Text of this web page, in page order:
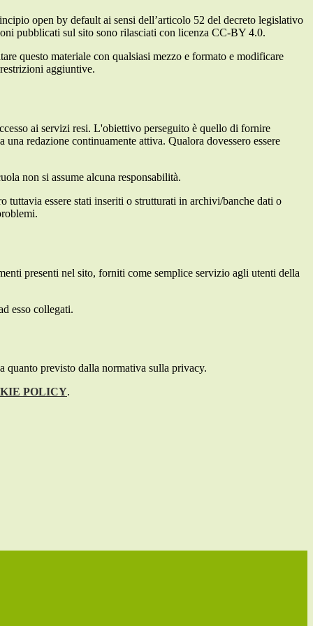
open by default ai sensi dell’articolo 52 del decreto legislativo
pubblicati sul sito sono rilasciati con licenza CC-BY 4.0.
questo materiale con qualsiasi mezzo e formato e modificare
aggiuntive.
ai servizi resi. L'obiettivo perseguito è quello di fornire
redazione continuamente attiva. Qualora dovessero essere
non si assume alcuna responsabilità.
essere stati inseriti o strutturati in archivi/banche dati o
presenti nel sito, forniti come semplice servizio agli utenti della
esso collegati.
quanto previsto dalla normativa sulla privacy.
POLICY.